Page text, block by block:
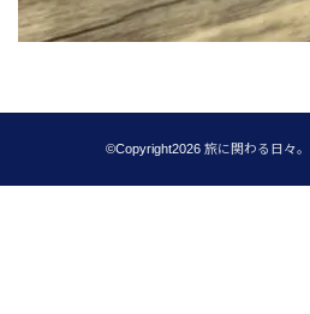
©Copyright2026 旅に関わる日々。